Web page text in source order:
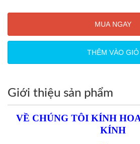
MUA NGAY
THÊM VÀO GIỎ
Giới thiệu sản phẩm
VỀ CHÚNG TÔI KÍNH
KÍNH